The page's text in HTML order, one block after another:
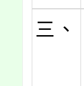
三、